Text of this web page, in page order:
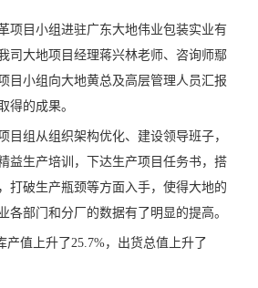
项目小组进驻广东大地伟业包装实业有
司大地项目经理蒋兴林老师、咨询师鄢
目小组向大地黄总及高层管理人员汇报
得的成果。
目组从组织架构优化、建设领导班子，
益生产培训，下达生产项目任务书，搭
打破生产瓶颈等方面入手，使得大地的
各部门和分厂的数据有了明显的提高。
产值上升了25.7%，出货总值上升了